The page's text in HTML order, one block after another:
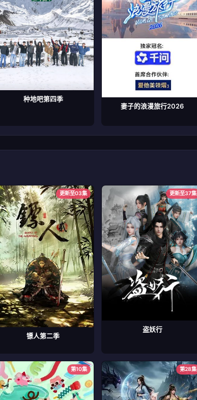
种地吧第四季
妻子的浪漫旅行2026
更新至03集
镖人第二季
更新至37集
盗妖行
第10集 第28集